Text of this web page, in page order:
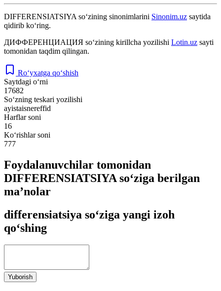
DIFFERENSIATSIYA so‘zining sinonimlarini Sinonim.uz saytida
qidirib ko‘ring.
ДИФФЕРЕНЦИАЦИЯ so‘zining kirillcha yozilishi Lotin.uz sayti
tomonidan taqdim qilingan.
Ro‘yxatga qo‘shish
Saytdagi o‘rni
17682
So‘zning teskari yozilishi
ayistaisnereffid
Harflar soni
16
Ko‘rishlar soni
777
Foydalanuvchilar tomonidan
DIFFERENSIATSIYA so‘ziga berilgan
ma’nolar
differensiatsiya so‘ziga yangi izoh
qo‘shing
Yuborish